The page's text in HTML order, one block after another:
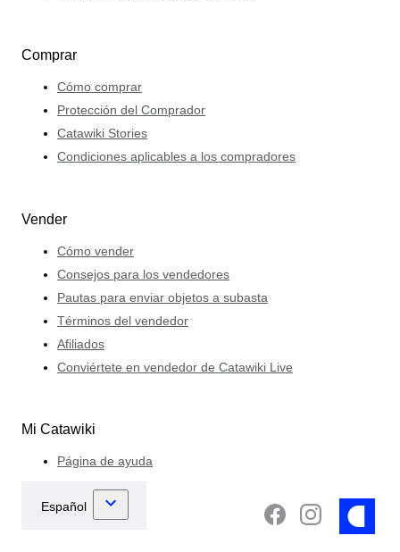
Comprar
Cómo comprar
Protección del Comprador
Catawiki Stories
Condiciones aplicables a los compradores
Vender
Cómo vender
Consejos para los vendedores
Pautas para enviar objetos a subasta
Términos del vendedor
Afiliados
Conviértete en vendedor de Catawiki Live
Mi Catawiki
Página de ayuda